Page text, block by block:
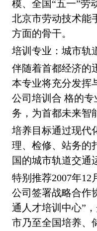
模、全国“五一”劳
北京市劳动技术能
方面的骨干。
培训专业：城市轨
伴随着首都经济的
本专业将充分发挥
公司培训合 格的
务，为首都未来智
培养目标通过现代
理、检修、站务的
国的城市轨道交通
特别推荐2007年
公司签署战略合作
通人才培训中心”
市乃至全国培养、